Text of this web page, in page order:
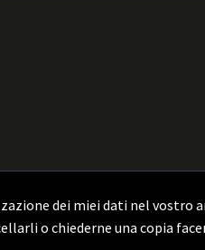
dei miei dati nel vostro
o chiederne una copia